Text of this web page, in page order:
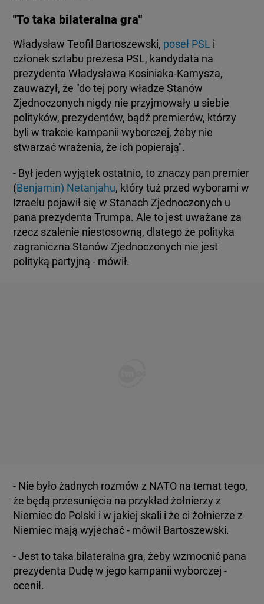
"To taka bilateralna gra"
Władysław Teofil Bartoszewski, poseł PSL i
członek sztabu prezesa PSL, kandydata na
prezydenta Władysława Kosiniaka-Kamysza,
zauważył, że "do tej pory władze Stanów
Zjednoczonych nigdy nie przyjmowały u siebie
polityków, prezydentów, bądź premierów, którzy
byli w trakcie kampanii wyborczej, żeby nie
stwarzać wrażenia, że ich popierają".
- Był jeden wyjątek ostatnio, to znaczy pan premier
(Benjamin) Netanjahu, który tuż przed wyborami w
Izraelu pojawił się w Stanach Zjednoczonych u
pana prezydenta Trumpa. Ale to jest uważane za
rzecz szalenie niestosowną, dlatego że polityka
zagraniczna Stanów Zjednoczonych nie jest
polityką partyjną - mówił.
- Nie było żadnych rozmów z NATO na temat tego,
że będą przesunięcia na przykład żołnierzy z
Niemiec do Polski i w jakiej skali i że ci żołnierze z
Niemiec mają wyjechać - mówił Bartoszewski.
- Jest to taka bilateralna gra, żeby wzmocnić pana
prezydenta Dudę w jego kampanii wyborczej -
ocenił.